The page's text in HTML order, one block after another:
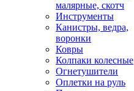
малярные, скотч
Инструменты
Канистры, ведра,
воронки
Ковры
Колпаки колесные
Огнетушители
Оплетки на руль